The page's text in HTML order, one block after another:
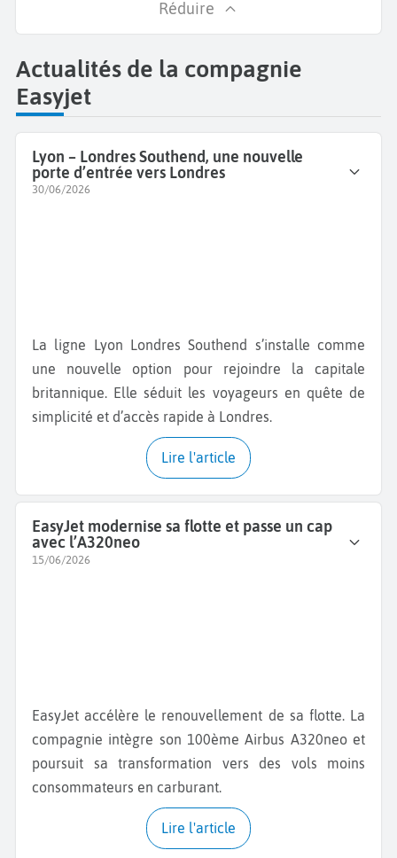
Réduire
Actualités de la compagnie
Easyjet
Lyon – Londres Southend, une nouvelle
porte d’entrée vers Londres
30/06/2026
La ligne Lyon Londres Southend s’installe comme
une nouvelle option pour rejoindre la capitale
britannique. Elle séduit les voyageurs en quête de
simplicité et d’accès rapide à Londres.
Lire l'article
EasyJet modernise sa flotte et passe un cap
avec l’A320neo
15/06/2026
EasyJet accélère le renouvellement de sa flotte. La
compagnie intègre son 100ème Airbus A320neo et
poursuit sa transformation vers des vols moins
consommateurs en carburant.
Lire l'article